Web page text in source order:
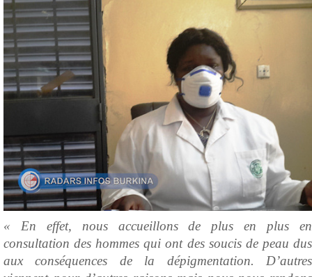
« En effet, nous accueillons de plus en plus en
consultation des hommes qui ont des soucis de peau dus
aux conséquences de la dépigmentation. D’autres